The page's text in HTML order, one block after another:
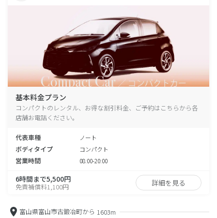
基本料金プラン
コンパクトのレンタル、お得な割引料金、ご予約はこちらから各
店舗お電話ください。
代表車種 ノート
ボディタイプ コンパクト
営業時間 08:00-20:00
6時間まで5,500円
免責補償料1,100円 詳細を見る
富山県富山市古鍛冶町から 1603m